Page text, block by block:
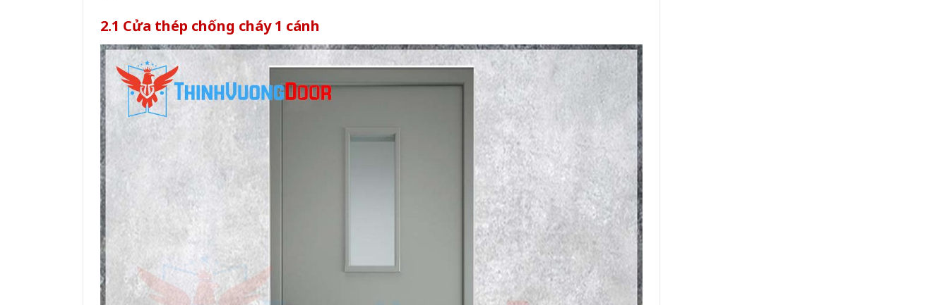
2.1 Cửa thép chống cháy 1 cánh